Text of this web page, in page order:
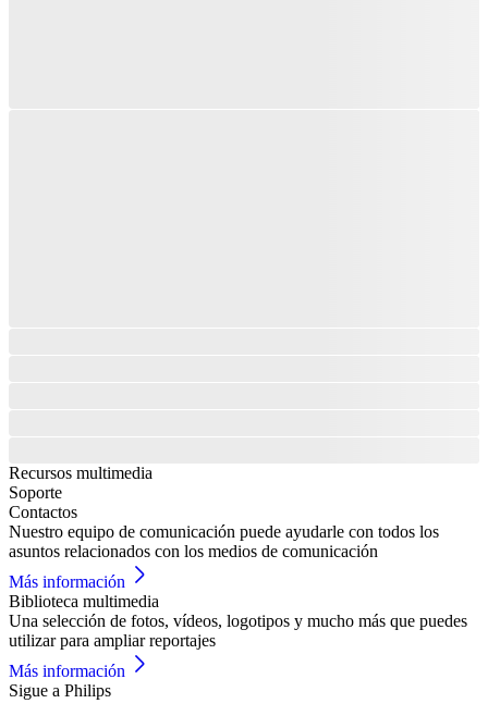
Recursos multimedia
Soporte
Contactos
Nuestro equipo de comunicación puede ayudarle con todos los
asuntos relacionados con los medios de comunicación
Más información
Biblioteca multimedia
Una selección de fotos, vídeos, logotipos y mucho más que puedes
utilizar para ampliar reportajes
Más información
Sigue a Philips